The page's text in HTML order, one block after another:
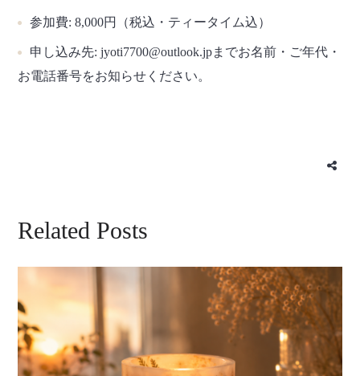
参加費:8,000円（税込・ティータイム込）
申し込み先:jyoti7700@outlook.jpまでお名前・ご年代・
お電話番号をお知らせください。
Related Posts